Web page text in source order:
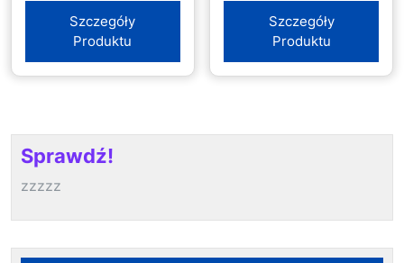
(DS2CE19D0TVFIT3F2)
Szczegóły
Produktu
Szczegóły
Produktu
Sprawdź!
zzzzz